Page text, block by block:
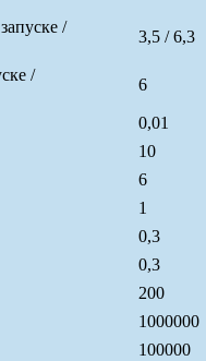
/
3,5 / 6,3
/
6
0,01
10
6
1
0,3
0,3
200
1000000
100000